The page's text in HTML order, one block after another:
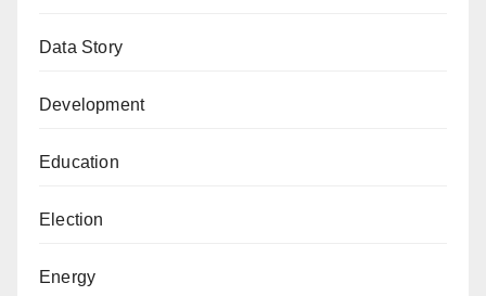
Data Story
Development
Education
Election
Energy